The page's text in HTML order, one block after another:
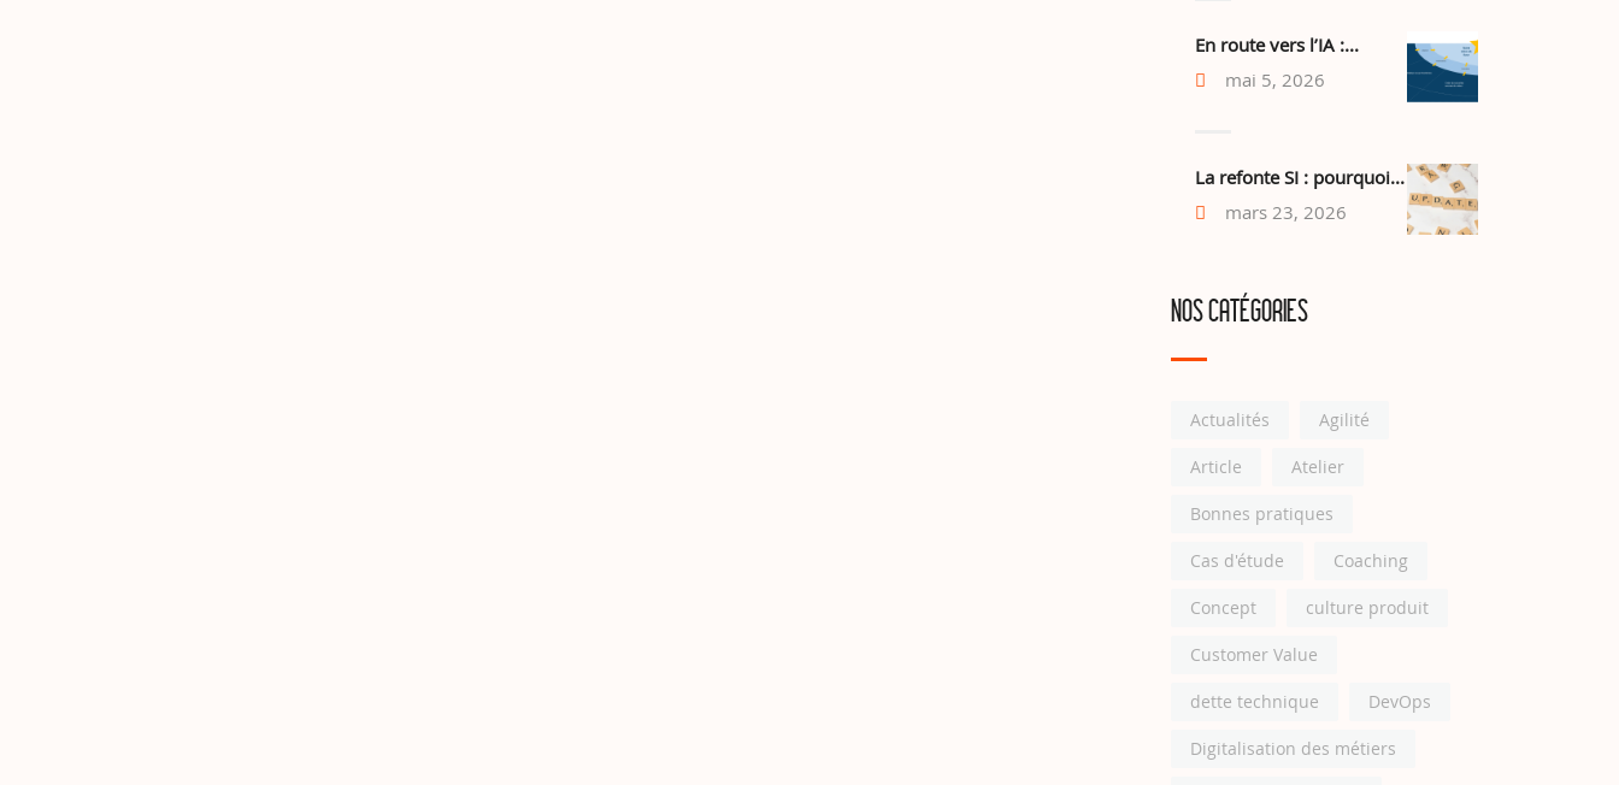
En route vers l’IA :...
mai 5, 2026
La refonte SI : pourquoi...
mars 23, 2026
NOS CATÉGORIES
Actualités Agilité
Article Atelier
Bonnes pratiques
Cas d'étude Coaching
Concept culture produit
Customer Value
dette technique DevOps
Digitalisation des métiers